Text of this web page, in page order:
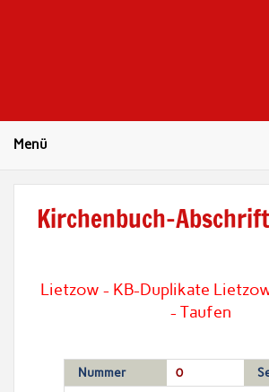
Menü
Kirchenbuch-
Lietzow - KB-Duplikate
- Taufen
Nummer 0